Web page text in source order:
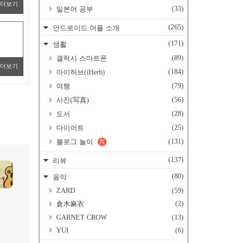
더보기
더보기
일본어 공부
(33)
안드로이드 어플 소개 (265)
생활
(171)
갤럭시 스마트폰
(89)
아이허브(iHerb)
(184)
여행
(79)
사진(写真)
(56)
도서
(28)
다이어트
(25)
블로그 놀이
(131)
N
리뷰 (137)
음악
(80)
ZARD
(59)
倉木麻衣
(2)
GARNET CROW
(13)
YUI
(6)